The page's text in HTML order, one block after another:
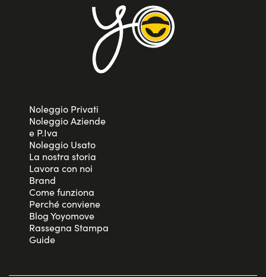
Noleggio Privati
Noleggio Aziende
e P.Iva
Noleggio Usato
La nostra storia
Lavora con noi
Brand
Come funziona
Perché conviene
Blog Yoyomove
Rassegna Stampa
Guide